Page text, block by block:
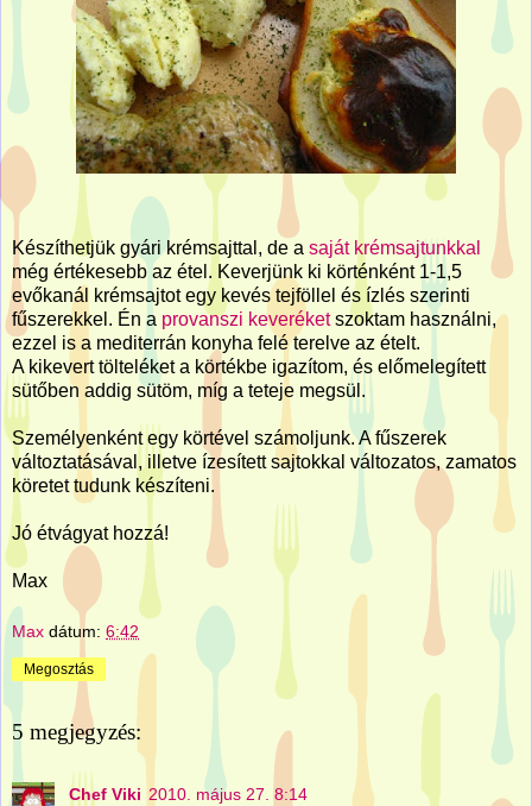
Készíthetjük gyári krémsajttal, de a saját krémsajtunkkal
még értékesebb az étel. Keverjünk ki körténként 1-1,5
evőkanál krémsajtot egy kevés tejföllel és ízlés szerinti
fűszerekkel. Én a provanszi keveréketszoktam használni,
ezzel is a mediterrán konyha felé terelve az ételt.
A kikevert tölteléket a körtékbe igazítom, és előmelegített
sütőben addig sütöm, míg a teteje megsül.
Személyenként egy körtével számoljunk. A fűszerek
változtatásával, illetve ízesített sajtokkal változatos, zamatos
köretet tudunk készíteni.
Jó étvágyat hozzá!
Max
Max dátum: 6:42
Megosztás
5 megjegyzés:
Chef Viki 2010. május 27. 8:14